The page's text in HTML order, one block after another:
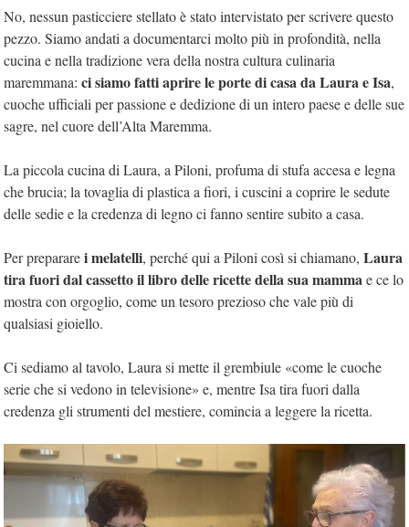
No, nessun pasticciere stellato è stato intervistato per scrivere questo
pezzo. Siamo andati a documentarci molto più in profondità, nella
cucina e nella tradizione vera della nostra cultura culinaria
maremmana: ci siamo fatti aprire le porte di casa da Laura e Isa,
cuoche ufficiali per passione e dedizione di un intero paese e delle sue
sagre, nel cuore dell’Alta Maremma.
La piccola cucina di Laura, a Piloni, profuma di stufa accesa e legna
che brucia; la tovaglia di plastica a fiori, i cuscini a coprire le sedute
delle sedie e la credenza di legno ci fanno sentire subito a casa.
Per prepararei melatelli, perché qui a Piloni così si chiamano, Laura
tira fuori dal cassetto il libro delle ricette della sua mammae ce lo
mostra con orgoglio, come un tesoro prezioso che vale più di
qualsiasi gioiello.
Ci sediamo al tavolo, Laura si mette il grembiule «come le cuoche
serie che si vedono in televisione» e, mentre Isa tira fuori dalla
credenza gli strumenti del mestiere, comincia a leggere la ricetta.